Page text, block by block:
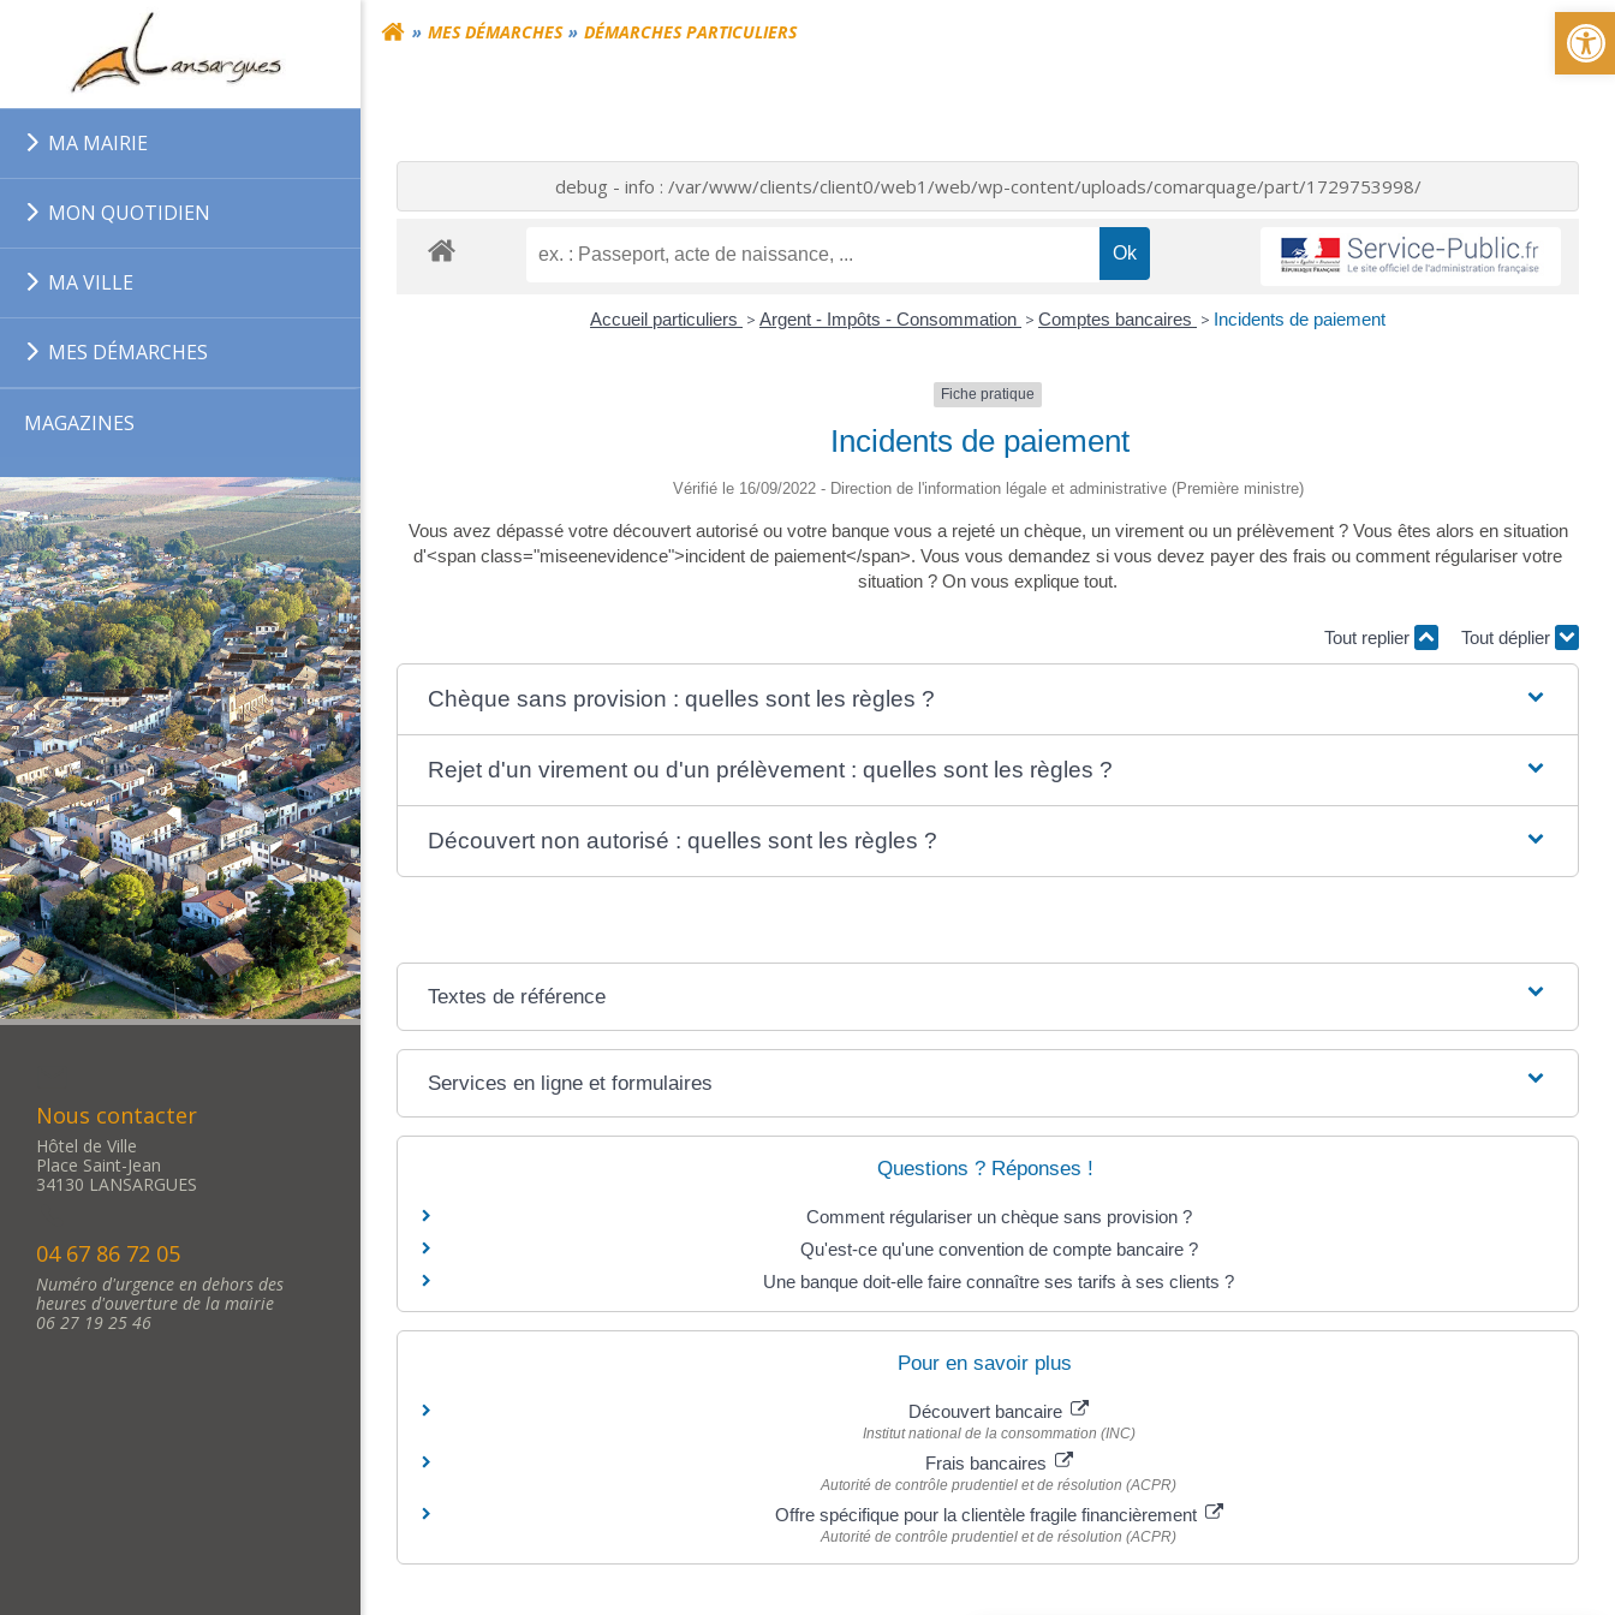
MA MAIRIE
MON QUOTIDIEN
MA VILLE
MES DÉMARCHES
MAGAZINES
Nous contacter
Hôtel de Ville
Place Saint-Jean
34130 LANSARGUES
04 67 86 72 05
Numéro d'urgence en dehors des
heures d'ouverture de la mairie
06 27 19 25 46
MES DÉMARCHES DÉMARCHES PARTICULIERS
debug - info : /var/www/clients/client0/web1/web/wp-content/uploads/comarquage/part/1729753998/
Accueil particuliers > Argent - Impôts - Consommation > Comptes bancaires > Incidents de paiement
Fiche pratique
Incidents de paiement
Vérifié le 16/09/2022 - Direction de l'information légale et administrative (Première ministre)
Vous avez dépassé votre découvert autorisé ou votre banque vous a rejeté un chèque, un virement ou un prélèvement ? Vous êtes alors en situation
d'<span class="miseenevidence">incident de paiement</span>. Vous vous demandez si vous devez payer des frais ou comment régulariser votre
situation ? On vous explique tout.
Tout replier Tout déplier
Chèque sans provision : quelles sont les règles ?
Rejet d'un virement ou d'un prélèvement : quelles sont les règles ?
Découvert non autorisé : quelles sont les règles ?
Textes de référence
Services en ligne et formulaires
Questions ? Réponses !
Comment régulariser un chèque sans provision ?
Qu'est-ce qu'une convention de compte bancaire ?
Une banque doit-elle faire connaître ses tarifs à ses clients ?
Pour en savoir plus
Découvert bancaire
Institut national de la consommation (INC)
Frais bancaires
Autorité de contrôle prudentiel et de résolution (ACPR)
Offre spécifique pour la clientèle fragile financièrement
Autorité de contrôle prudentiel et de résolution (ACPR)